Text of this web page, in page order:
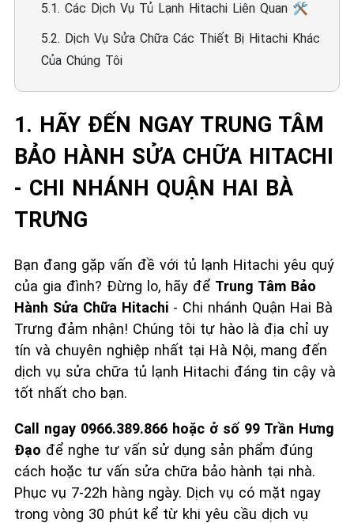
5.1. Các Dịch Vụ Tủ Lạnh Hitachi Liên Quan 🛠️
5.2. Dịch Vụ Sửa Chữa Các Thiết Bị Hitachi Khác
Của Chúng Tôi
1. HÃY ĐẾN NGAY TRUNG TÂM
BẢO HÀNH SỬA CHỮA HITACHI
- CHI NHÁNH QUẬN HAI BÀ
TRƯNG
Bạn đang gặp vấn đề với tủ lạnh Hitachi yêu quý
của gia đình? Đừng lo, hãy để Trung Tâm Bảo
Hành Sửa Chữa Hitachi - Chi nhánh Quận Hai Bà
Trưng đảm nhận! Chúng tôi tự hào là địa chỉ uy
tín và chuyên nghiệp nhất tại Hà Nội, mang đến
dịch vụ sửa chữa tủ lạnh Hitachi đáng tin cậy và
tốt nhất cho bạn.
Call ngay 0966.389.866 hoặc ở số 99 Trần Hưng
Đạo để nghe tư vấn sử dụng sản phẩm đúng
cách hoặc tư vấn sửa chữa bảo hành tại nhà.
Phục vụ 7-22h hàng ngày. Dịch vụ có mặt ngay
trong vòng 30 phút kể từ khi yêu cầu dịch vụ